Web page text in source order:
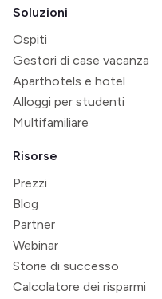
Soluzioni
Ospiti
Gestori di case vacanza
Aparthotels e hotel
Alloggi per studenti
Multifamiliare
Risorse
Prezzi
Blog
Partner
Webinar
Storie di successo
Calcolatore dei risparmi